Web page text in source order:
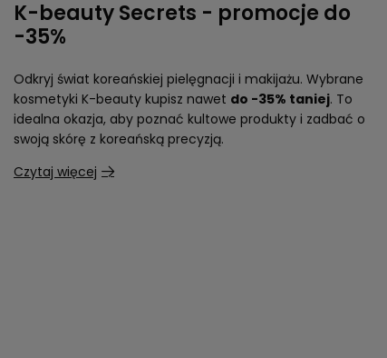
K-beauty Secrets - promocje do
-35%
Odkryj świat koreańskiej pielęgnacji i makijażu. Wybrane
kosmetyki K-beauty kupisz nawet do -35% taniej. To
idealna okazja, aby poznać kultowe produkty i zadbać o
swoją skórę z koreańską precyzją.
Czytaj więcej